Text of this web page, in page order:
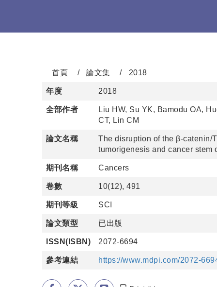
首頁 論文集 2018
年度 2018
全部作者
Liu HW, Su YK, Bamodu OA,
CT, Lin CM
論文名稱
The disruption of the β-catenin/
tumorigenesis and cancer
期刊名稱 Cancers
卷數 10(12), 491
期刊等級 SCI
論文類型 已出版
ISSN(ISBN) 2072-6694
參考連結 https://www.mdpi.com/2072-